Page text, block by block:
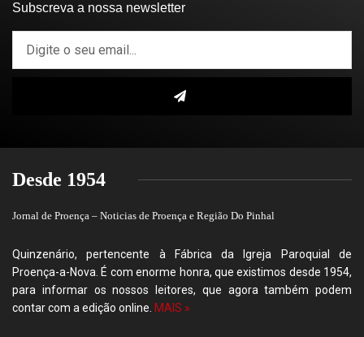
Subscreva a nossa newsletter
Desde 1954
Jornal de Proença – Noticias de Proença e Região Do Pinhal
Quinzenário, pertencente à Fábrica da Igreja Paroquial de
Proença-a-Nova. É com enorme honra, que existimos desde 1954,
para informar os nossos leitores, que agora também podem
contar com a edição online. MAIS »